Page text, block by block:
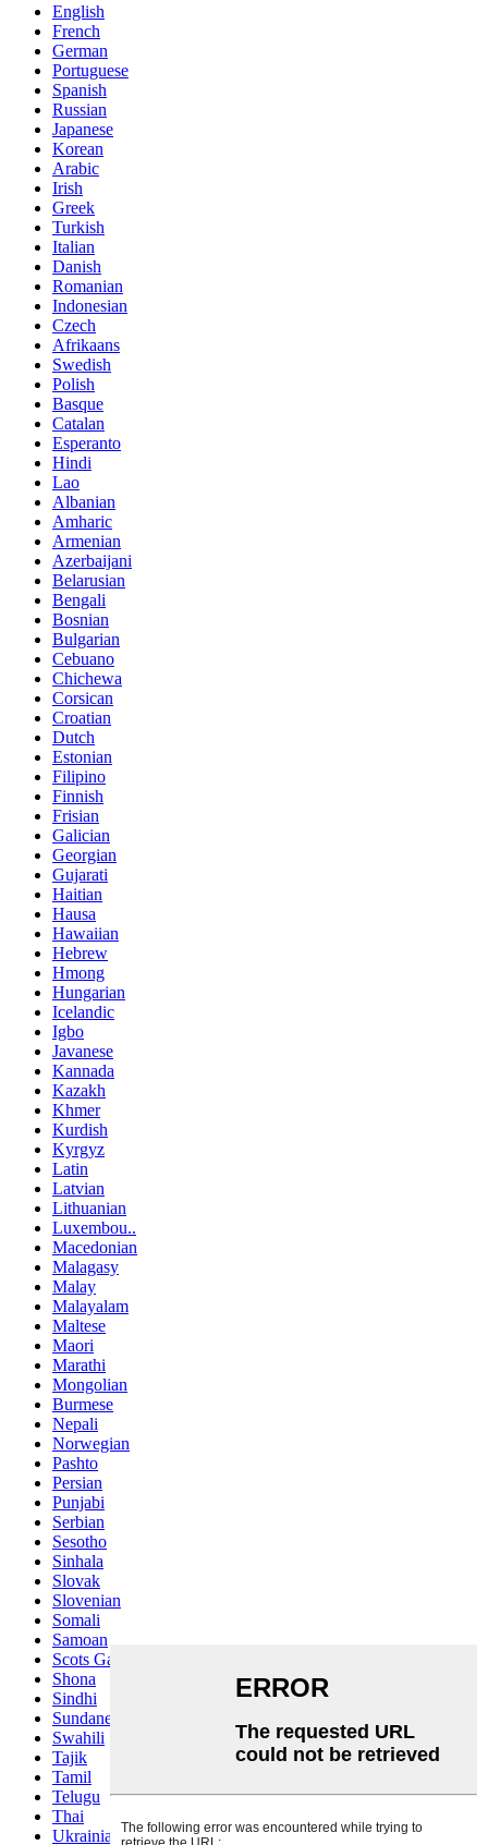
English
French
German
Portuguese
Spanish
Russian
Japanese
Korean
Arabic
Irish
Greek
Turkish
Italian
Danish
Romanian
Indonesian
Czech
Afrikaans
Swedish
Polish
Basque
Catalan
Esperanto
Hindi
Lao
Albanian
Amharic
Armenian
Azerbaijani
Belarusian
Bengali
Bosnian
Bulgarian
Cebuano
Chichewa
Corsican
Croatian
Dutch
Estonian
Filipino
Finnish
Frisian
Galician
Georgian
Gujarati
Haitian
Hausa
Hawaiian
Hebrew
Hmong
Hungarian
Icelandic
Igbo
Javanese
Kannada
Kazakh
Khmer
Kurdish
Kyrgyz
Latin
Latvian
Lithuanian
Luxembou..
Macedonian
Malagasy
Malay
Malayalam
Maltese
Maori
Marathi
Mongolian
Burmese
Nepali
Norwegian
Pashto
Persian
Punjabi
Serbian
Sesotho
Sinhala
Slovak
Slovenian
Somali
Samoan
Scots Gaelic
Shona
Sindhi
Sundanese
Swahili
Tajik
Tamil
Telugu
Thai
Ukrainian